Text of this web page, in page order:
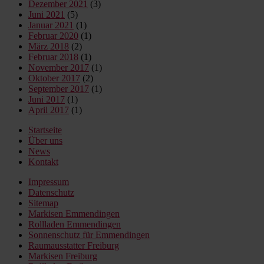
Dezember 2021 (3)
Juni 2021 (5)
Januar 2021 (1)
Februar 2020 (1)
März 2018 (2)
Februar 2018 (1)
November 2017 (1)
Oktober 2017 (2)
September 2017 (1)
Juni 2017 (1)
April 2017 (1)
Startseite
Über uns
News
Kontakt
Impressum
Datenschutz
Sitemap
Markisen Emmendingen
Rollladen Emmendingen
Sonnenschutz für Emmendingen
Raumausstatter Freiburg
Markisen Freiburg